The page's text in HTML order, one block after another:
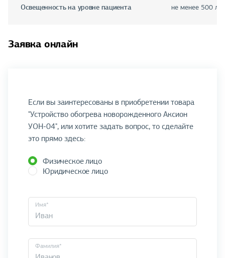
Освещенность на уровне пациента не менее 500 лк
Заявка онлайн
Если вы заинтересованы в приобретении товара
"Устройство обогрева новорожденного Аксион
УОН-04", или хотите задать вопрос, то сделайте
это прямо здесь:
Физическое лицо
Юридическое лицо
Имя*
Фамилия*